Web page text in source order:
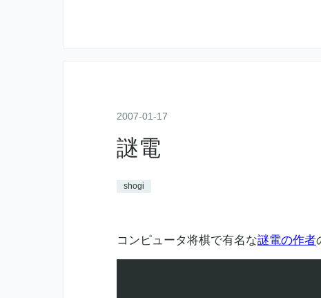
2007-01-17
謎電
shogi
コンピュータ将棋で有名な謎電の作者